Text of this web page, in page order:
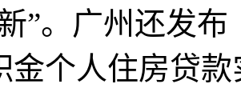
”。广州还发
金个人住房贷